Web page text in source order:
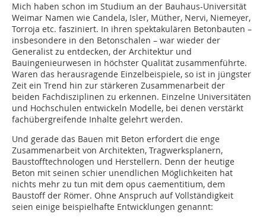
Mich haben schon im Studium an der Bauhaus-Universität
Weimar Namen wie Candela, Isler, Müther, Nervi, Niemeyer,
Torroja etc. fasziniert. In ihren spektakulären Betonbauten –
insbesondere in den Betonschalen – war wieder der
Generalist zu entdecken, der Architektur und
Bauingenieurwesen in höchster Qualität zusammenführte.
Waren das herausragende Einzelbeispiele, so ist in jüngster
Zeit ein Trend hin zur stärkeren Zusammenarbeit der
beiden Fachdisziplinen zu erkennen. Einzelne Universitäten
und Hochschulen entwickeln Modelle, bei denen verstärkt
fachübergreifende Inhalte gelehrt werden.
Und gerade das Bauen mit Beton erfordert die enge
Zusammenarbeit von Architekten, Tragwerksplanern,
Baustofftechnologen und Herstellern. Denn der heutige
Beton mit seinen schier unendlichen Möglichkeiten hat
nichts mehr zu tun mit dem opus caementitium, dem
Baustoff der Römer. Ohne Anspruch auf Vollständigkeit
seien einige beispielhafte Entwicklungen genannt: